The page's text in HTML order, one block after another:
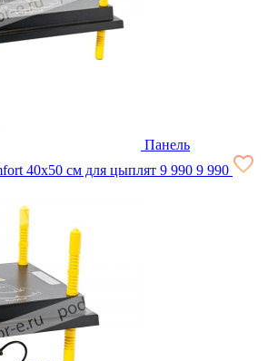
Панель
40х50 см для цыплят 9 990 9 990